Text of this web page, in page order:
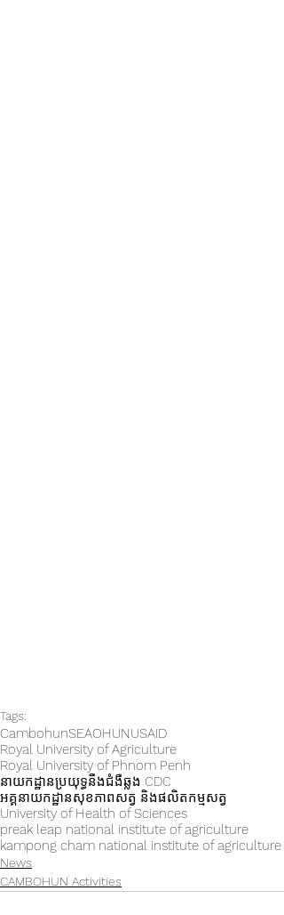
Tags:
CambohunSEAOHUNUSAID
Royal University of Agriculture
Royal University of Phnom Penh
នាយកដ្ឋានប្រយុទ្ធនឹងជំងឺឆ្លង CDC
អគ្គនាយកដ្ឋានសុខភាពសត្វ និងផលិតកម្មសត្វ
University of Health of Sciences
preak leap national institute of agriculture
kampong cham national institute of agriculture
News
CAMBOHUN Activities